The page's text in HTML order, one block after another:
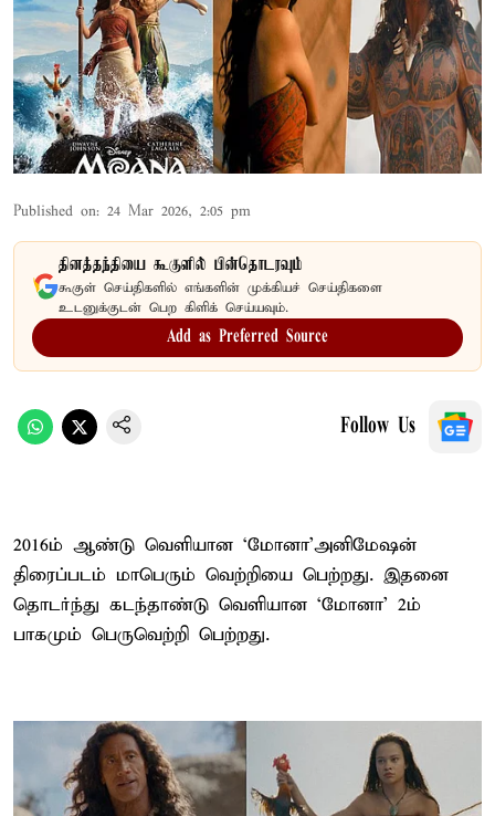
Published on: 24 Mar 2026, 2:05 pm
தினத்தந்தியை கூகுளில் பின்தொடரவும்
கூகுள் செய்திகளில் எங்களின் முக்கியச் செய்திகளை
உடனுக்குடன் பெற கிளிக் செய்யவும்.
Add as Preferred Source
Follow Us
2016ம் ஆண்டு வெளியான ‘மோனா’அனிமேஷன்
திரைப்படம் மாபெரும் வெற்றியை பெற்றது. இதனை
தொடர்ந்து கடந்தாண்டு வெளியான ‘மோனா’ 2ம்
பாகமும் பெருவெற்றி பெற்றது.